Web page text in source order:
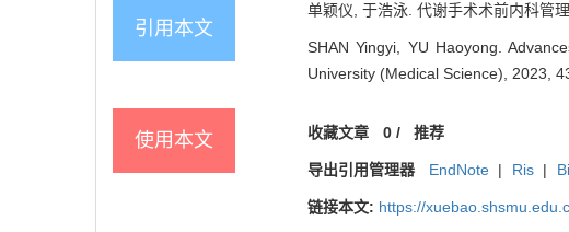
引用本文
单颖仪, 于浩泳. 代谢手术术前内科管
SHAN Yingyi, YU Haoyong.
University (Medical Science), 2023,
使用本文 收藏文章 0/ 推荐
导出引用管理器 EndNote | Ris |
链接本文: https://